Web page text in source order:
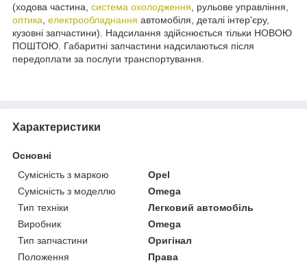
(ходова частина, система охолодження , рульове управління,
оптика електрообладнання автомобіля, деталі інтер'єру,
кузовні запчастини). Надсилання здійснюється тільки НОВОЮ
ПОШТОЮ. Габаритні запчастини надсилаються після
передоплати за послуги транспортування.
Характеристики
Основні
Сумісність з маркою
Opel
Сумісність з моделлю
Omega
Тип техніки
Легковий автомобіль
Виробник
Omega
Тип запчастини
Оригінал
Положення
Права